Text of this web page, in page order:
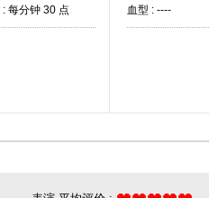
: 每分钟 30 点 血型 : ----